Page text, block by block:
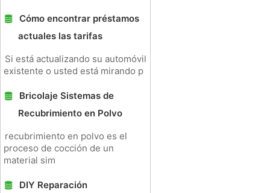
Cómo encontrar préstamos
actuales las tarifas
Si está actualizando su automóvil
existente o usted está mirando p
Bricolaje Sistemas de
Recubrimiento en Polvo
recubrimiento en polvo es el
proceso de cocción de un
material sim
DIY Reparación